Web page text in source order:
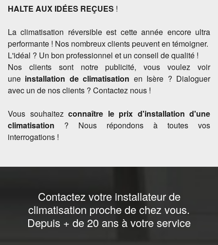
HALTE AUX IDÉES REÇUES !
La climatisation réversible est cette année encore ultra
performante ! Nos nombreux clients peuvent en témoigner.
L'idéal ? Un bon professionnel et un conseil de qualité !
Nos clients sont notre publicité, vous voulez voir
une installation de climatisation en Isère ? Dialoguer
avec un de nos clients ? Contactez nous !
Vous souhaitez connaître le prix d'installation d'une
climatisation ? Nous répondons à toutes vos
interrogations !
Contactez votre installateur de
climatisation proche de chez vous.
Depuis + de 20 ans à votre service